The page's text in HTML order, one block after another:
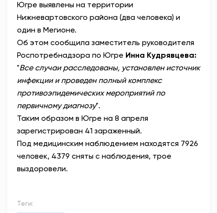
НОВОСТИ
82,17 94,84
Вход / Регистрация
Югре выявлены на территории
Нижневартовского района (два человека) и
один в Мегионе. ⠀
Об этом сообщила заместитель руководителя
Роспотребнадзора по Югре Инна Кудрявцева:
"Все случаи расследованы, установлен источник
инфекции и проведен полный комплекс
противоэпидемических мероприятий по
первичному диагнозу". ⠀
Таким образом в Югре на 8 апреля
зарегистрирован 41 зараженный.⠀
Под медицинским наблюдением находятся 7926
человек, 4379 сняты с наблюдения, трое
выздоровели.
Теги: